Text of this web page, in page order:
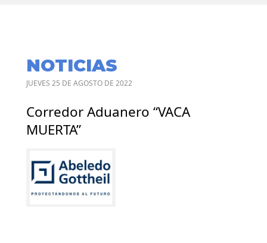
NOTICIAS
JUEVES 25 DE AGOSTO DE 2022
Corredor Aduanero “VACA
MUERTA”